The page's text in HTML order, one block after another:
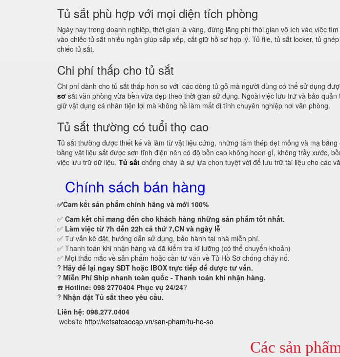
Tủ sắt phù hợp với mọi diện tích phòng
Ngày nay trong doanh nghiệp, thời gian là vàng, đừng lãng phí thời gian vô ích vào việc
vào chiếc tủ sắt nhiều ngăn giúp sắp xếp, cất giữ hồ sơ hợp lý. Tủ file, tủ sắt locker, tủ
chiếc tủ sắt.
Chi phí thấp cho tủ sắt
Chi phí dành cho tủ sắt thấp hơn so với các dòng tủ gỗ mà người dùng có thể sử dụng
sơ sắt văn phòng vừa bền vừa đẹp theo thời gian sử dụng. Ngoài việc lưu trữ và bảo
giữ vật dụng cá nhân tiện lợi mà không hề làm mất đi tính chuyên nghiệp nơi văn phòng.
Tủ sắt thường có tuổi thọ cao
Tủ sắt thường được thiết kế và làm từ vật liệu cứng, những tấm thép dẹt mỏng và mạ
bằng vật liệu sắt được sơn tĩnh điện nên có độ bền cao không hoen gỉ, không trầy xước,
việc lưu trữ dữ liệu. Tủ sắt chống cháy là sự lựa chọn tuyệt vời để lưu trữ tài liệu cho các
Chính sách bán hàng
✅Cam kết sản phẩm chính hãng và mới 100%
✅ Cam kết chỉ mang đến cho khách hàng những sản phẩm tốt nhất.
✅ Làm việc từ 7h đến 22h cả thứ 7,CN và ngày lễ
✅ Tư vấn kê đặt, hướng dẫn sử dụng, bảo hành tại nhà miễn phí.
✅ Thanh toán khi nhận hàng và đã kiểm tra kĩ lưỡng (có thể chuyển khoản)
✅ Mọi thắc mắc về sản phẩm hoặc cần tư vấn về Tủ Hồ Sơ chống cháy nổ.
? Hãy để lại ngay SĐT hoặc IBOX trực tiếp để được tư vấn.
? Miễn Phí Ship nhanh toàn quốc - Thanh toán khi nhận hàng.
☎️ Hotline: 098 2770404 Phục vụ 24/24?
? Nhận đặt Tủ sắt theo yêu cầu.
Liên hệ: 098.277.0404
website http://ketsatcaocap.vn/san-pham/tu-ho-so
Các sản